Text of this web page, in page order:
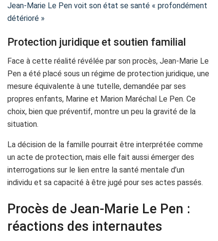
Jean-Marie Le Pen voit son état se santé « profondément
détérioré »
Protection juridique et soutien familial
Face à cette réalité révélée par son procès, Jean-Marie Le
Pen a été placé sous un régime de protection juridique, une
mesure équivalente à une tutelle, demandée par ses
propres enfants, Marine et Marion Maréchal Le Pen. Ce
choix, bien que préventif, montre un peu la gravité de la
situation.
La décision de la famille pourrait être interprétée comme
un acte de protection, mais elle fait aussi émerger des
interrogations sur le lien entre la santé mentale d’un
individu et sa capacité à être jugé pour ses actes passés.
Procès de Jean-Marie Le Pen :
réactions des internautes